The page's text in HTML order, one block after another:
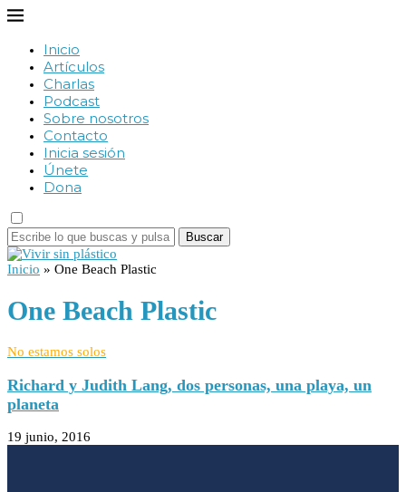
Inicio
Artículos
Charlas
Podcast
Sobre nosotros
Contacto
Inicia sesión
Únete
Dona
Buscar
Inicio » One Beach Plastic
One Beach Plastic
No estamos solos
Richard y Judith Lang, dos personas, una playa, un
planeta
19 junio, 2016